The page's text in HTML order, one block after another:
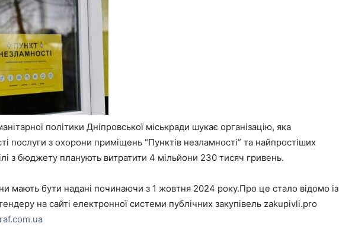
політики Дніпровської міськради шукає організацію, яка
послуги з охорони приміщень “Пунктів незламності” та найпростіших
з бюджету планують витратити 4 мільйони 230 тисяч гривень.
мають бути надані починаючи з 1 жовтня 2024 року.Про це стало відомо із
на сайті електронної системи публічних закупівель zakupivli.pro